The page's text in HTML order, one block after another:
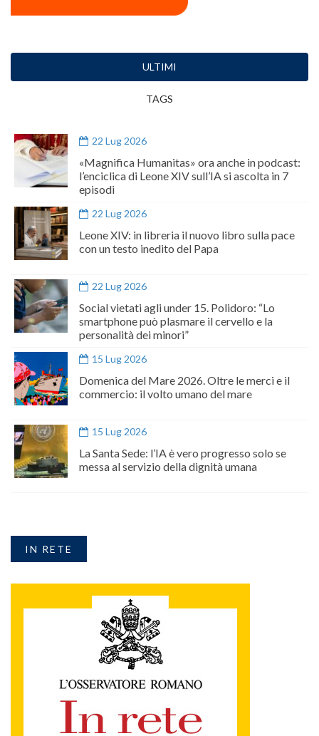
ULTIMI
TAGS
22 Lug 2026
«Magnifica Humanitas» ora anche in podcast:
l’enciclica di Leone XIV sull’IA si ascolta in 7
episodi
22 Lug 2026
Leone XIV: in libreria il nuovo libro sulla pace
con un testo inedito del Papa
22 Lug 2026
Social vietati agli under 15. Polidoro: “Lo
smartphone può plasmare il cervello e la
personalità dei minori”
15 Lug 2026
Domenica del Mare 2026. Oltre le merci e il
commercio: il volto umano del mare
15 Lug 2026
La Santa Sede: l’IA è vero progresso solo se
messa al servizio della dignità umana
IN RETE